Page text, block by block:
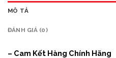
MÔ TẢ
ĐÁNH GIÁ (0)
– Cam Kết Hàng Chính Hãng